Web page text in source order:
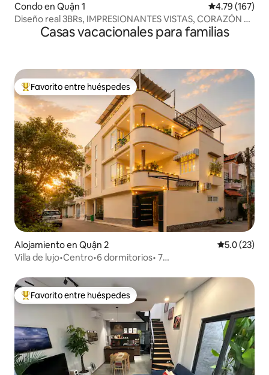
Condo en Quận 1 Calificación
4.79 (167)
Diseño real 3BRs, IMPRESIONANTES VISTAS, CORAZÓN de
HCMcityCasas vacacionales para familias
Favorito entre huéspedes preferido
Favorito entre huéspedes
Alojamiento en Quận 2 Calificación
5.0 (23)
Villa de lujo•Centro•6 dormitorios• 7
Favorito entre huéspedes preferido
Favorito entre huéspedes